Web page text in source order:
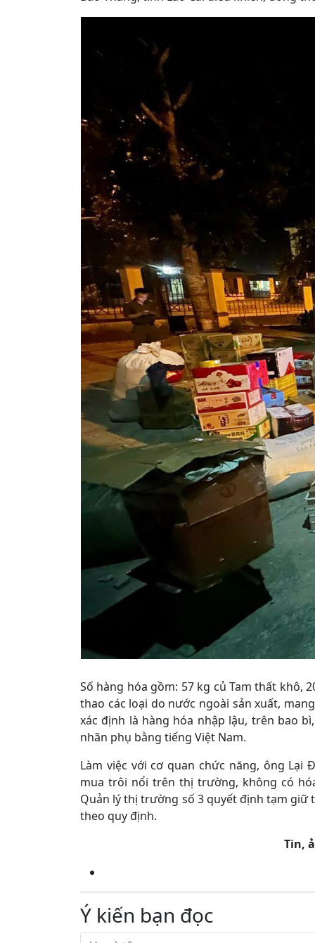
Số hàng hóa gồm: 57 kg củ Tam thất khô,
thao các loại do nước ngoài sản xuất,
xác định là hàng hóa nhập lậu, trên bao
nhãn phụ bằng tiếng Việt Nam.
Làm việc với cơ quan chức năng, ông
mua trôi nổi trên thị trường, không có
Quản lý thị trường số 3 quyết định tạm giữ
theo quy định.
Tin,
Ý kiến bạn đọc